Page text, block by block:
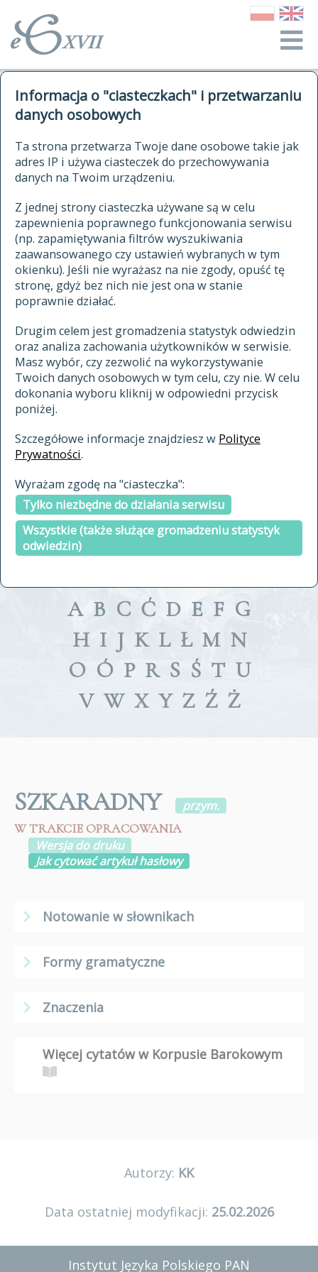
Informacja o "ciasteczkach" i przetwarzaniu
danych osobowych
Ta strona przetwarza Twoje dane osobowe takie jak
adres IP i używa ciasteczek do przechowywania
danych na Twoim urządzeniu.
Z jednej strony ciasteczka używane są w celu
zapewnienia poprawnego funkcjonowania serwisu
(np. zapamiętywania filtrów wyszukiwania
zaawansowanego czy ustawień wybranych w tym
okienku). Jeśli nie wyrażasz na nie zgody, opuść tę
stronę, gdyż bez nich nie jest ona w stanie
poprawnie działać.
Drugim celem jest gromadzenia statystyk odwiedzin
oraz analiza zachowania użytkowników w serwisie.
Masz wybór, czy zezwolić na wykorzystywanie
Twoich danych osobowych w tym celu, czy nie. W celu
dokonania wyboru kliknij w odpowiedni przycisk
poniżej.
Szczegółowe informacje znajdziesz w Polityce
Prywatności.
Wyrażam zgodę na "ciasteczka":
Tylko niezbędne do działania serwisu
Wszystkie (także służące gromadzeniu statystyk
odwiedzin)
autorzy Słownika
historia
publikacje
źródła
autorzy tekstów źródłowych
zasady opracowania
statystyki
najnowsze hasła
ostatnio zmodyfikowane hasła
materiały archiwalne
cytowanie
kontakt
kwerendy
jak cytować Słownik
ELEKTRONICZNY SŁOWNIK
JĘZYKA POLSKIEGO
XVII I XVIII WIEKU
znajdź hasła
zaczynające się od
indeksie
a fronte
a tergo
A B C Ć D E F G
H I J K L Ł M N
O Ó P R S Ś T U
V W X Y Z Ź Ż
SZKARADNY
przym.
W TRAKCIE OPRACOWANIA
Wersja do druku
Jak cytować artykuł hasłowy
Notowanie w słownikach
Formy gramatyczne
Znaczenia
Więcej cytatów w Korpusie Barokowym
Autorzy: KK
Data ostatniej modyfikacji: 25.02.2026
Instytut Języka Polskiego PAN